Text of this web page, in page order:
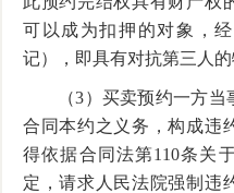
可以成为扣押的对象，
记），即具有对抗第三人
（3）买卖预约一方
合同本约之义务，构成违
得依据合同法第110条关
定，请求人民法院强制违